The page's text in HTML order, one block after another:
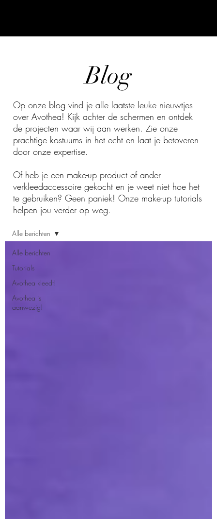
Alle berichten
Tutorials
Avothea kleedt!
Avothea is
aanwezig!
Alle berichten
Blog
Op onze blog vind je alle laatste leuke nieuwtjes
over Avothea! Kijk achter de schermen en ontdek
de projecten waar wij aan werken. Zie onze
prachtige kostuums in het echt en laat je betoveren
door onze expertise.
Of heb je een make-up product of ander
verkleedaccessoire gekocht en je weet niet hoe het
te gebruiken? Geen paniek! Onze make-up tutorials
helpen jou verder op weg.